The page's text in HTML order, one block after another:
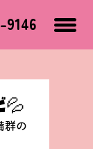
9146
💦
群の